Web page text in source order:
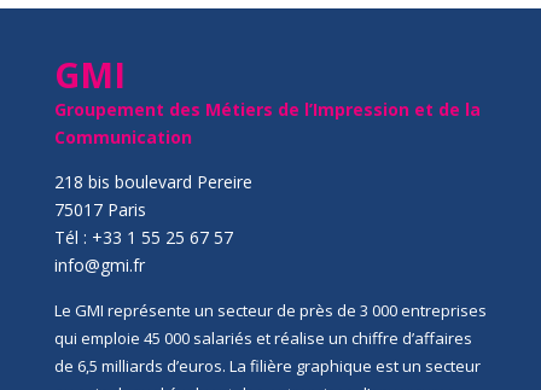
GMI
Groupement des Métiers de l’Impression et de la
Communication
218 bis boulevard Pereire
75017 Paris
Tél : +33 1 55 25 67 57
info@gmi.fr
Le GMI représente un secteur de près de 3 000 entreprises
qui emploie 45 000 salariés et réalise un chiffre d’affaires
de 6,5 milliards d’euros. La filière graphique est un secteur